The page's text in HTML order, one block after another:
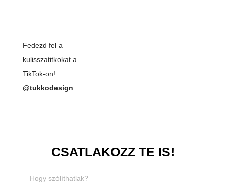
Fedezd fel a
kulisszatitkokat a
TikTok-on!
@tukkodesign
CSATLAKOZZ TE IS!